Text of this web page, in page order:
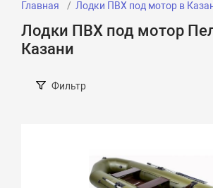
Главная Лодки ПВХ под мотор в
Лодки ПВХ под мотор
Казани
Фильтр
Розничная цена